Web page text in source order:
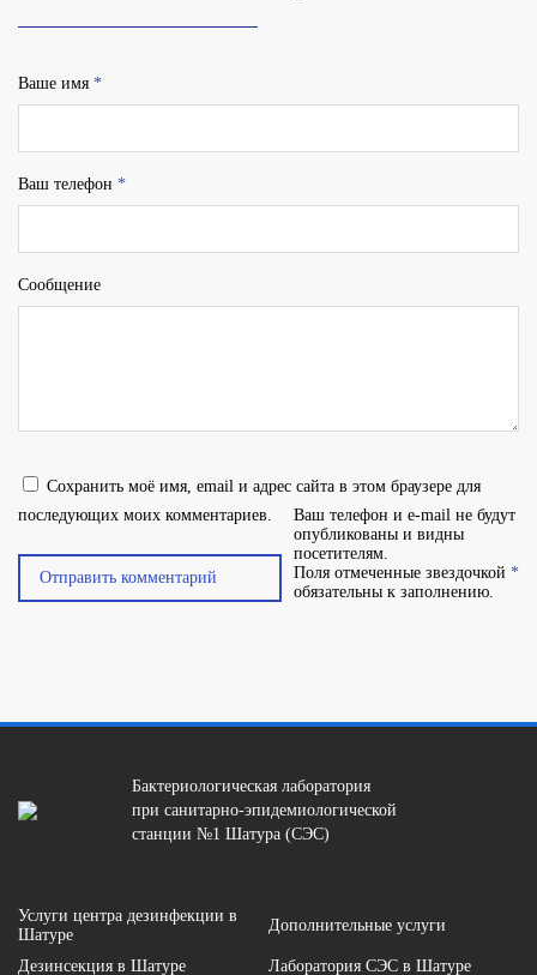
Ваше имя *
Ваш телефон *
Сообщение
Ваш телефон и e-mail не будут
опубликованы и видны
посетителям.
Поля отмеченные звездочкой *
обязательны к заполнению.
Сохранить моё имя, email и адрес сайта в этом браузере для
последующих моих комментариев.
Бактериологическая лаборатория
при санитарно-эпидемиологической
станции №1 Шатура (СЭС)
Услуги центра дезинфекции в
Шатуре
Дополнительные услуги
Дезинсекция в Шатуре Лаборатория СЭС в Шатуре